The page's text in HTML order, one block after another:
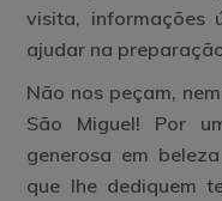
visita, informações
ajudar na
Não nos peçam,
São Miguel! Por
generosa em
que lhe dediquem